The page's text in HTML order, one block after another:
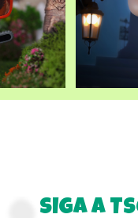
SIGA A